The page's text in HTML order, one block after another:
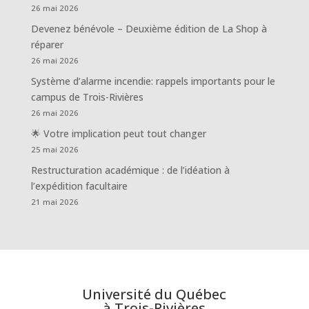
26 mai 2026
Devenez bénévole – Deuxième édition de La Shop à
réparer
26 mai 2026
Système d’alarme incendie: rappels importants pour le
campus de Trois-Rivières
26 mai 2026
🌟 Votre implication peut tout changer
25 mai 2026
Restructuration académique : de l’idéation à
l’expédition facultaire
21 mai 2026
Université du Québec